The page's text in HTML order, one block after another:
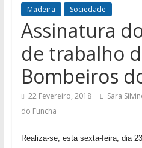
Madeira Sociedade
Assinatura
de trabalho
Bombeiros
22 Fevereiro, 2018 Sara
do Funcha
Realiza-se, esta sexta-feira, dia